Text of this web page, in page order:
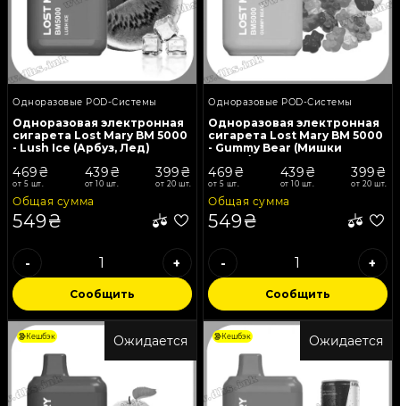
Одноразовые POD-Системы
Одноразовая электронная
сигарета Lost Mary BM 5000
- Lush Ice (Арбуз, Лед)
469₴
от 5 шт.
439₴
от 10 шт.
399₴
от 20 шт.
Общая сумма
549₴
- +
Сообщить
Одноразовые POD-Системы
Одноразовая электронная
сигарета Lost Mary BM 5000
- Gummy Bear (Мишки
Гамми)
469₴
от 5 шт.
439₴
от 10 шт.
399₴
от 20 шт.
Общая сумма
549₴
- +
Сообщить
Ожидается
Кешбэк Ожидается
Кешбэк